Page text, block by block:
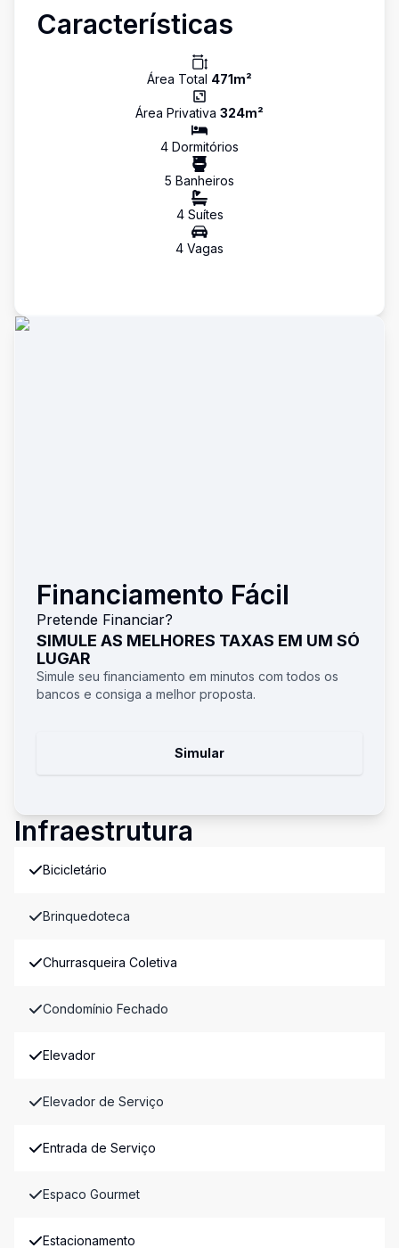
Características
Área Total 471m²
Área Privativa 324m²
4 Dormitórios
5 Banheiros
4Suítes
4 Vagas
Financiamento Fácil
Pretende Financiar?
SIMULE AS MELHORES TAXAS EM UM SÓ
LUGAR
Simule seu financiamento em minutos com todos os
bancos e consiga a melhor proposta.
Simular
Infraestrutura
Bicicletário
Brinquedoteca
Churrasqueira Coletiva
Condomínio Fechado
Elevador
Elevador de Serviço
Entrada de Serviço
Espaco Gourmet
Estacionamento